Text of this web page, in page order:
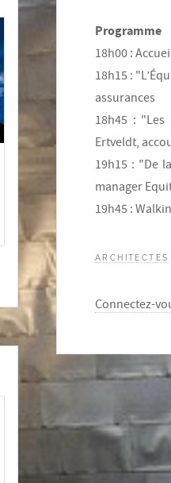
Programme
18h00 :
18h15 :
assurances
18h45 :
Ertveldt,
19h15 : "De
manager
19h45 :
ARCHITECTES
Connectez-